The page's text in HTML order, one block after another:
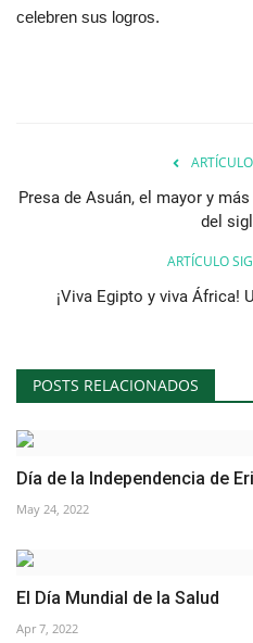
celebren sus logros.
Presa de Asuán, el mayor y
del
ARTÍCULO
¡Viva Egipto y viva África!
POSTS RELACIONADOS
Día de la Independencia de
May 24, 2022
El Día Mundial de la Salud
Apr 7, 2022